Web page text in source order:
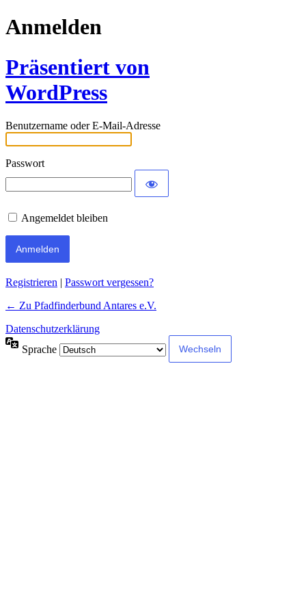
Anmelden
Präsentiert von
WordPress
Benutzername oder E-Mail-Adresse
Passwort
Angemeldet bleiben
Registrieren | Passwort vergessen?
← Zu Pfadfinderbund Antares e.V.
Datenschutzerklärung
Sprache